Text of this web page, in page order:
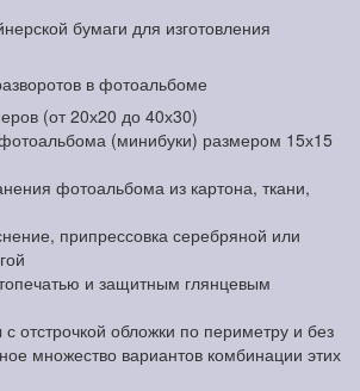
бумаги для изготовления
в фотоальбоме
(от 20х20 до 40х30)
(минибуки) размером 15х15
фотоальбома из картона, ткани,
припрессовка серебряной или
и защитным глянцевым
отстрочкой обложки по периметру и без
множество вариантов комбинации этих